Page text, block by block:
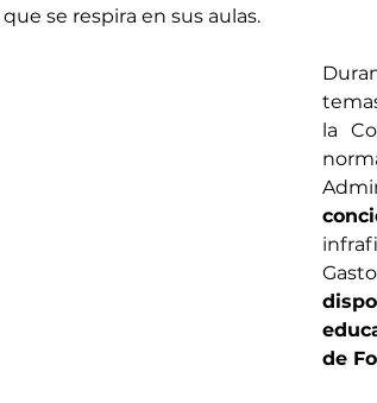
se respira en sus aulas.
la
de